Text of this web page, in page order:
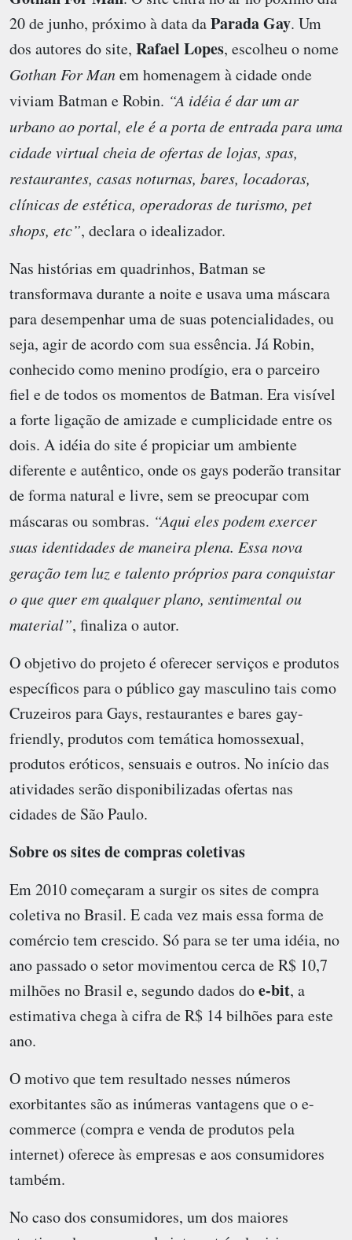
20 de junho, próximo à data daParada Gay. Um
dos autores do site, Rafael Lopes, escolheu o nome
Gothan For Manem homenagem à cidade onde
viviam Batman e Robin. “A idéia é dar um ar
urbano ao portal, ele é a porta de entrada para uma
cidade virtual cheia de ofertas de lojas, spas,
restaurantes, casas noturnas, bares, locadoras,
clínicas de estética, operadoras de turismo, pet
shops, etc”, declara o idealizador.
Nas histórias em quadrinhos, Batman se
transformava durante a noite e usava uma máscara
para desempenhar uma de suas potencialidades, ou
seja, agir de acordo com sua essência. Já Robin,
conhecido como menino prodígio, era o parceiro
fiel e de todos os momentos de Batman. Era visível
a forte ligação de amizade e cumplicidade entre os
dois. A idéia do site é propiciar um ambiente
diferente e autêntico, onde os gays poderão transitar
de forma natural e livre, sem se preocupar com
máscaras ou sombras. “Aqui eles podem exercer
suas identidades de maneira plena. Essa nova
geração tem luz e talento próprios para conquistar
o que quer em qualquer plano, sentimental ou
material”, finaliza o autor.
O objetivo do projeto é oferecer serviços e produtos
específicos para o público gay masculino tais como
Cruzeiros para Gays, restaurantes e bares gay-
friendly, produtos com temática homossexual,
produtos eróticos, sensuais e outros. No início das
atividades serão disponibilizadas ofertas nas
cidades de São Paulo.
Sobre os sites de compras coletivas
Em 2010 começaram a surgir os sites de compra
coletiva no Brasil. E cada vez mais essa forma de
comércio tem crescido. Só para se ter uma idéia, no
ano passado o setor movimentou cerca de R$ 10,7
milhões no Brasil e, segundo dados doe-bit, a
estimativa chega à cifra de R$ 14 bilhões para este
ano.
O motivo que tem resultado nesses números
exorbitantes são as inúmeras vantagens que o e-
commerce (compra e venda de produtos pela
internet) oferece às empresas e aos consumidores
também.
No caso dos consumidores, um dos maiores